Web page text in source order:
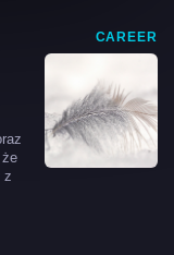
CAREER
że
z